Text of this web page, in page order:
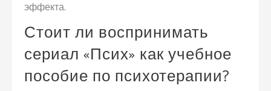
эффекта.
Стоит ли воспринимать
сериал «Псих» как учебное
пособие по психотерапии?